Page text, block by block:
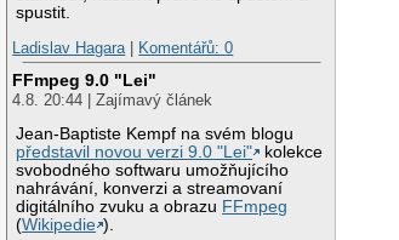
spustit.
Ladislav Hagara| Komentářů: 0
FFmpeg 9.0 "Lei"
4.8. 20:44 | Zajímavý článek
Jean-Baptiste Kempf na svém blogu
představil novou verzi 9.0 "Lei"
kolekce
svobodného softwaru umožňujícího
nahrávání, konverzi a streamovaní
digitálního zvuku a obrazu FFmpeg
(Wikipedie ).